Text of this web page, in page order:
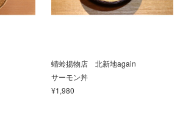
蜻蛉揚物店 北新地again
サーモン丼
¥1,980